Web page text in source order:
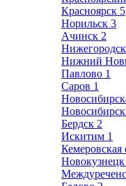
Красноярск 5
Норильск 3
Ачинск 2
Нижний
Павлово 1
Саров 1
Новосибирск
Бердск 2
Искитим 1
Кемеровская
Новокузнецк